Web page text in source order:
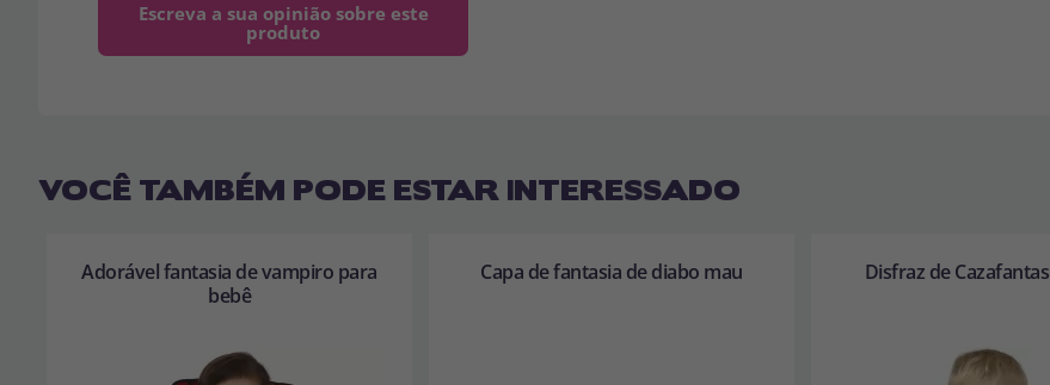
Escreva a sua opinião sobre este
produto
VOCÊ TAMBÉM PODE ESTAR INTERESSADO
Adorável fantasia de vampiro para
bebê
Capa de fantasia de diabo mau Disfraz de